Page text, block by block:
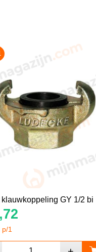
klauwkoppeling GY 1/2 bi
p/1